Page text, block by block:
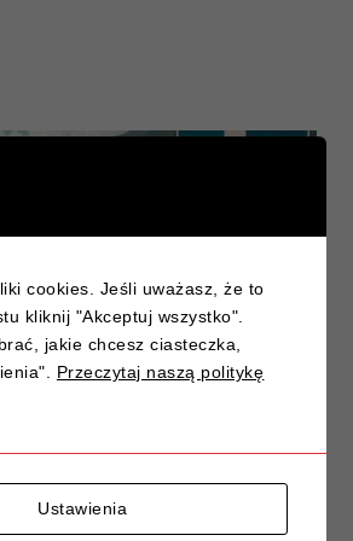
JUŻ DZIŚ
cookies. Jeśli uważasz, że to
kliknij "Akceptuj wszystko".
jakie chcesz ciasteczka,
Przeczytaj naszą politykę
Ustawienia